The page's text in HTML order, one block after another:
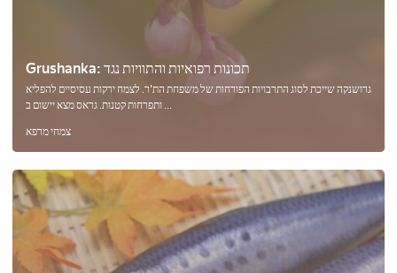
Grushanka: תכונות רפואיות והתוויות נגד
גרושנקה שייכת לסוג התרבויות הפורחות של משפחת הת'ר. לצמח ירקות עסיסיים להפליא
ותפרחות קטנות. גראס מצא יישום ב ...
צמחי מרפא